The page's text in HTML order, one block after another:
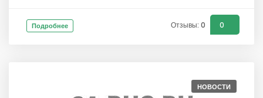
Подробнее Отзывы: 0 0
НОВОСТИ